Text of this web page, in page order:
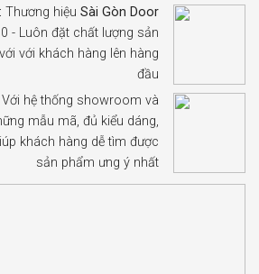
Thương hiệu Sài Gòn Door
- Luôn đặt chất lượng sản
với khách hàng lên hàng
đầu
Với hệ thống showroom và
mẫu mã, đủ kiểu dáng,
khách hàng dễ tìm được
sản phẩm ưng ý nhất